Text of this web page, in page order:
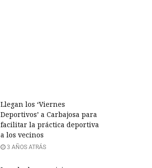
Llegan los ‘Viernes
Deportivos’ a Carbajosa para
facilitar la práctica deportiva
a los vecinos
3 AÑOS ATRÁS